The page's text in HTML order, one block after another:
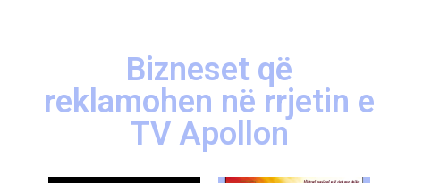
Bizneset që
reklamohen në rrjetin e
TV Apollon